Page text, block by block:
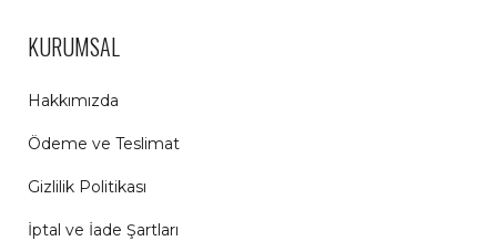
KURUMSAL
Hakkımızda
Ödeme ve Teslimat
Gizlilik Politikası
İptal ve İade Şartları